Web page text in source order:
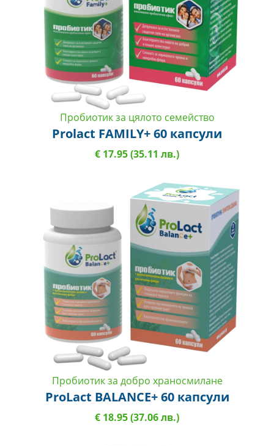
Пробиотик за цялото семейство
Prolact FAMILY+ 60 капсули
€ 17.95 (35.11 лв.)
Пробиотик за добро храносмилане
ProLact BALANCE+ 60 капсули
€ 18.95 (37.06 лв.)